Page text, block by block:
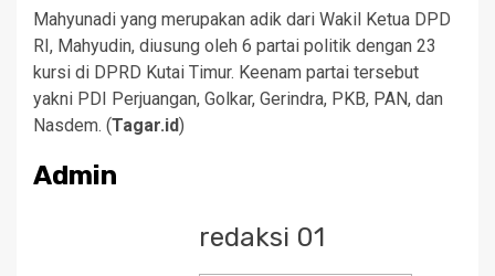
Mahyunadi yang merupakan adik dari Wakil Ketua DPD
RI, Mahyudin, diusung oleh 6 partai politik dengan 23
kursi di DPRD Kutai Timur. Keenam partai tersebut
yakni PDI Perjuangan, Golkar, Gerindra, PKB, PAN, dan
Nasdem. (Tagar.id)
Admin
redaksi 01